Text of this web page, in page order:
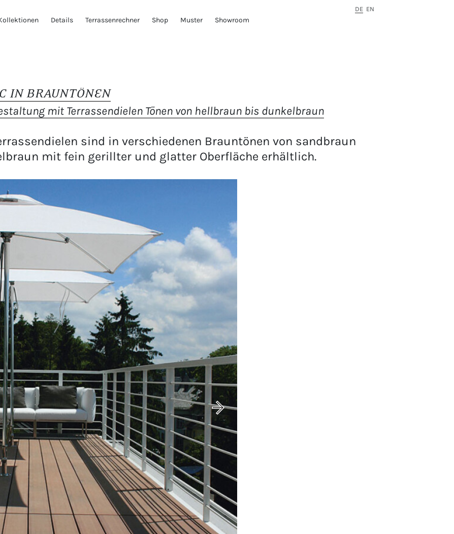
DE EN
Details Terrassenrechner Shop Muster Showroom
IN BRAUNTÖNEN
mit Terrassendielen Tönen von hellbraun bis dunkelbraun
sind in verschiedenen Brauntönen von sandbraun
mit fein gerillter und glatter Oberfläche erhältlich.